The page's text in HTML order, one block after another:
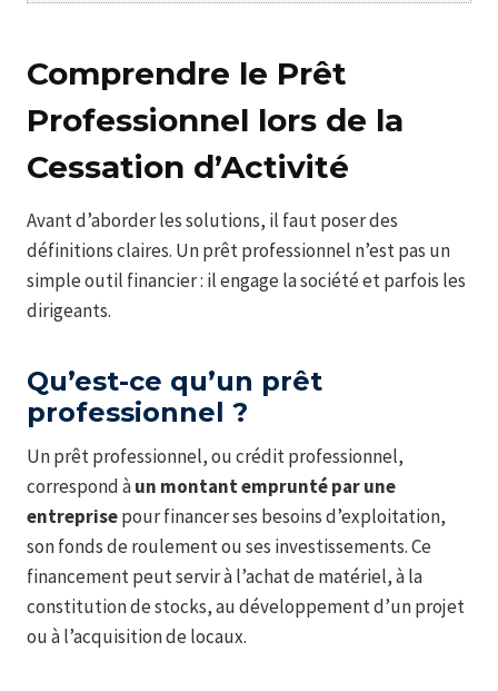
Comprendre le Prêt
Professionnel lors de la
Cessation d’Activité
Avant d’aborder les solutions, il faut poser des
définitions claires. Un prêt professionnel n’est pas un
simple outil financier : il engage la société et parfois les
dirigeants.
Qu’est-ce qu’un prêt
professionnel ?
Un prêt professionnel, ou crédit professionnel,
correspond àun montant emprunté par une
entreprisepour financer ses besoins d’exploitation,
son fonds de roulement ou ses investissements. Ce
financement peut servir à l’achat de matériel, à la
constitution de stocks, au développement d’un projet
ou à l’acquisition de locaux.